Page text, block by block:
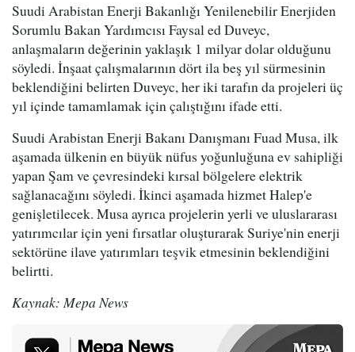
Suudi Arabistan Enerji Bakanlığı Yenilenebilir Enerjiden
Sorumlu Bakan Yardımcısı Faysal ed Duveyc,
anlaşmaların değerinin yaklaşık 1 milyar dolar olduğunu
söyledi. İnşaat çalışmalarının dört ila beş yıl sürmesinin
beklendiğini belirten Duveyc, her iki tarafın da projeleri üç
yıl içinde tamamlamak için çalıştığını ifade etti.
Suudi Arabistan Enerji Bakanı Danışmanı Fuad Musa, ilk
aşamada ülkenin en büyük nüfus yoğunluğuna ev sahipliği
yapan Şam ve çevresindeki kırsal bölgelere elektrik
sağlanacağını söyledi. İkinci aşamada hizmet Halep'e
genişletilecek. Musa ayrıca projelerin yerli ve uluslararası
yatırımcılar için yeni fırsatlar oluşturarak Suriye'nin enerji
sektörüne ilave yatırımları teşvik etmesinin beklendiğini
belirtti.
Kaynak: Mepa News